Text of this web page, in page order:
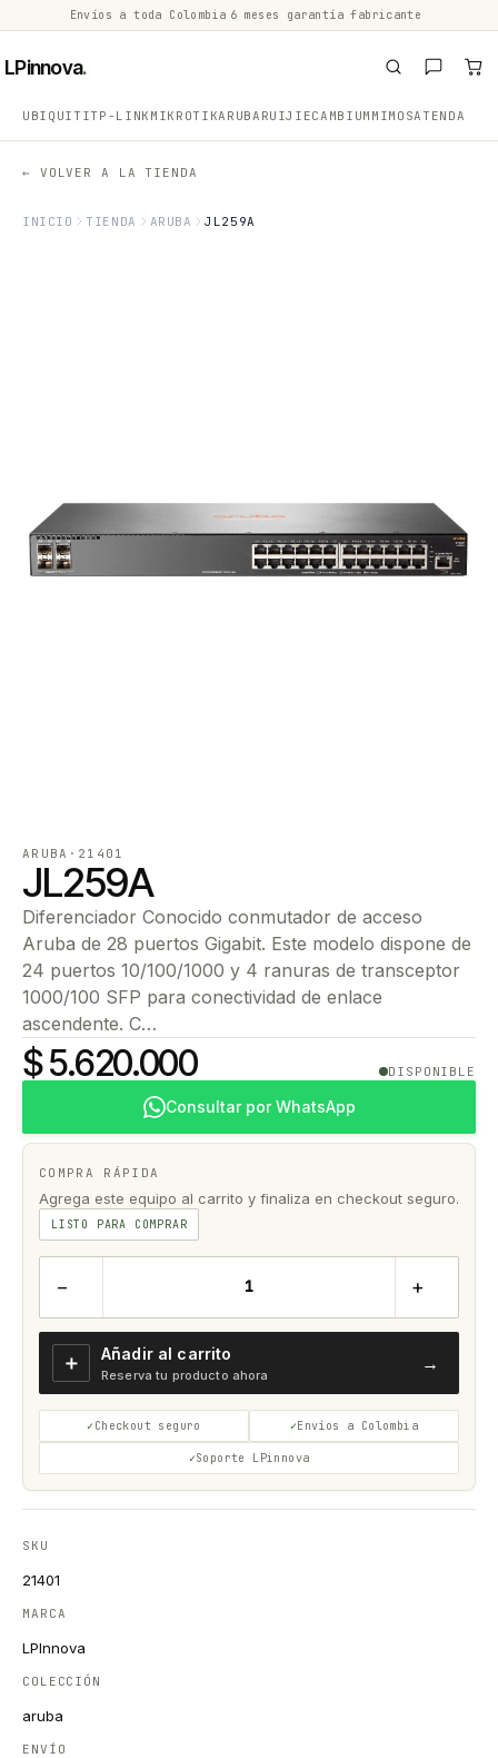
Envíos a toda Colombia 6 meses garantía fabricante
LPinnova.
UBIQUITITP-LINK MIKROTIKARUBA RUIJIECAMBIUM MIMOSATENDA
← VOLVER A LA TIENDA
INICIO TIENDA ARUBA JL259A
ARUBA · 21401
JL259A
Diferenciador Conocido conmutador de acceso
Aruba de 28 puertos Gigabit. Este modelo dispone de
24 puertos 10/100/1000 y 4 ranuras de transceptor
1000/100 SFP para conectividad de enlace
ascendente. C…
$ 5.620.000 DISPONIBLE
Consultar por WhatsApp
COMPRA RÁPIDA
Agrega este equipo al carrito y finaliza en checkout seguro.
LISTO PARA COMPRAR
− +
＋ Añadir al carrito
Reserva tu producto ahora
→
Checkout seguro Envíos a Colombia
Soporte LPinnova
SKU
21401
MARCA
LPInnova
COLECCIÓN
aruba
ENVÍO